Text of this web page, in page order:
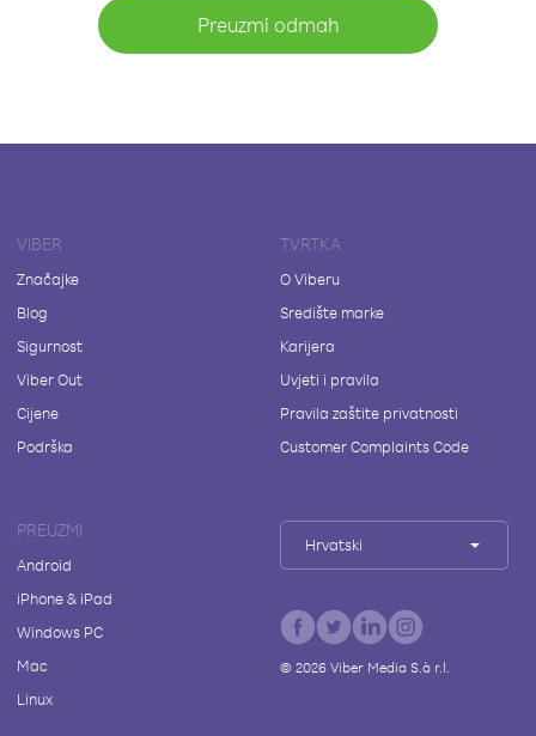
Preuzmi odmah
VIBER
Značajke
Blog
Sigurnost
Viber Out
Cijene
Podrška
TVRTKA
O Viberu
Središte marke
Karijera
Uvjeti i pravila
Pravila zaštite privatnosti
Customer Complaints Code
PREUZMI
Android
iPhone & iPad
Windows PC
Mac
Linux
Hrvatski
© 2026Viber Media S.à r.l.